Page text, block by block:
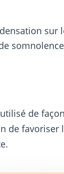
sur
de
de favoriser